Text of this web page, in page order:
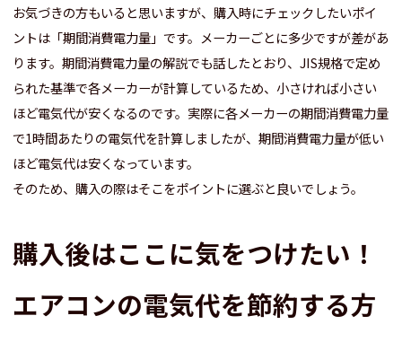
お気づきの方もいると思いますが、購入時にチェックしたいポイ
ントは「期間消費電力量」です。メーカーごとに多少ですが差があ
ります。期間消費電力量の解説でも話したとおり、JIS規格で定め
られた基準で各メーカーが計算しているため、小さければ小さい
ほど電気代が安くなるのです。実際に各メーカーの期間消費電力量
で1時間あたりの電気代を計算しましたが、期間消費電力量が低い
ほど電気代は安くなっています。
そのため、購入の際はそこをポイントに選ぶと良いでしょう。
購入後はここに気をつけたい！
エアコンの電気代を節約する方